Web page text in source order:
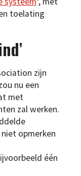
toelating
zijn
nu een
met
zal werken.
opmerken
één